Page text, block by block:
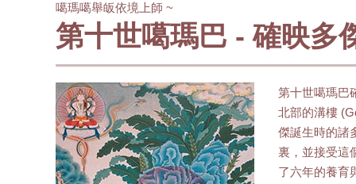
噶瑪噶舉皈依境上師 ~
第十世噶瑪巴 - 確映多
第十世噶瑪巴
北部的溝樓
傑誕生時的諸
裏，並接受這
了六年的養育